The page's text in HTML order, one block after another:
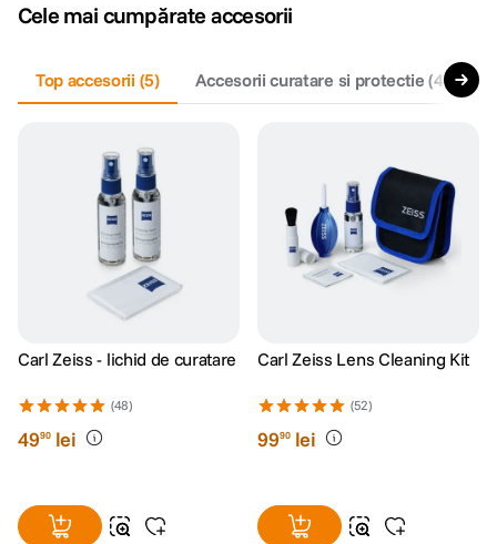
Cele mai cumpărate accesorii
Top accesorii (5) Accesorii curatare si protectie (4)
Carl Zeiss - lichid de curatare
(48)
4990 lei
Carl Zeiss Lens Cleaning Kit
(52)
9990 lei